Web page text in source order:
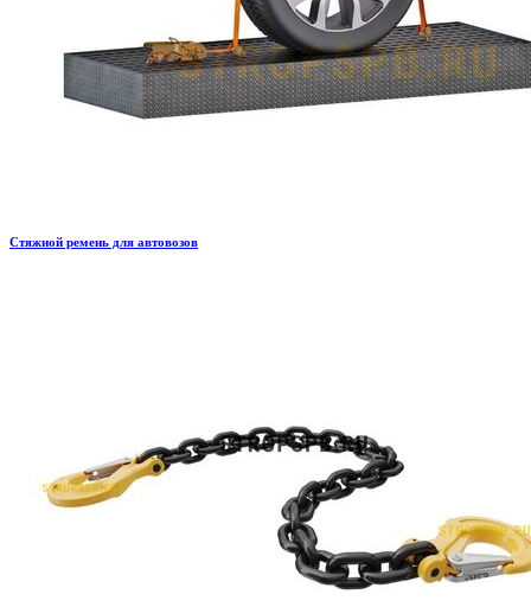
Стяжной ремень для автовозов